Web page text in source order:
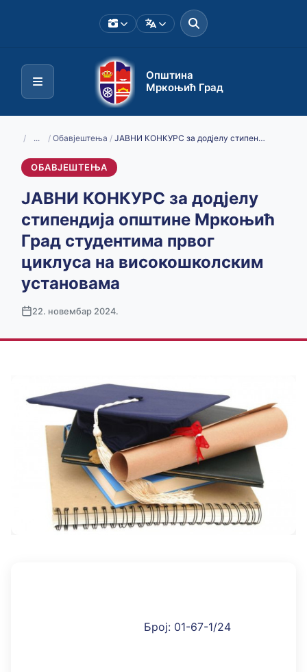
Општина
Мркоњић Град
/ ... / Обавјештења / ЈАВНИ КОНКУРС за додјелу стипендија општине Мркоњић Град студентима првог циклуса на високошколским установама
ОБАВЈЕШТЕЊА
ЈАВНИ КОНКУРС за додјелу
стипендија општине Мркоњић
Град студентима првог
циклуса на високошколским
установама
22. новембар 2024.
Број: 01-67-1/24